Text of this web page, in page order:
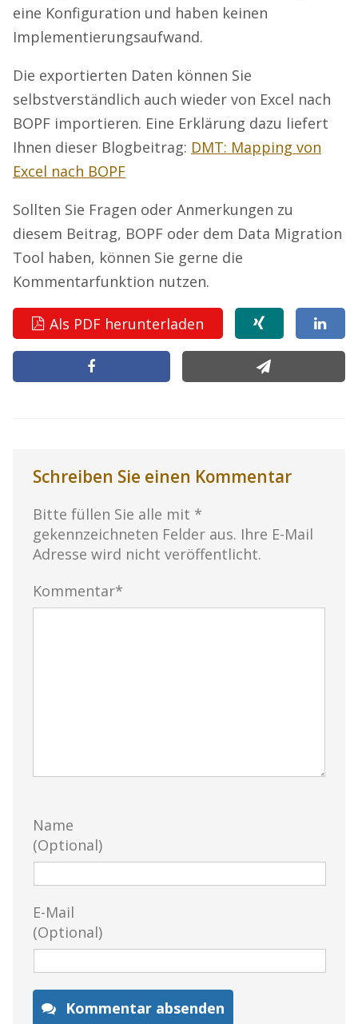
eine Konfiguration und haben keinen
Implementierungsaufwand.
Die exportierten Daten können Sie
selbstverständlich auch wieder von Excel nach
BOPF importieren. Eine Erklärung dazu liefert
Ihnen dieser Blogbeitrag: DMT: Mapping von
Excel nach BOPF
Sollten Sie Fragen oder Anmerkungen zu
diesem Beitrag, BOPF oder dem Data Migration
Tool haben, können Sie gerne die
Kommentarfunktion nutzen.
Als PDF herunterladen
Schreiben Sie einen Kommentar
Bitte füllen Sie alle mit *
gekennzeichneten Felder aus. Ihre E-Mail
Adresse wird nicht veröffentlicht.
Kommentar*
Name
(Optional)
E-Mail
(Optional)
Kommentar absenden